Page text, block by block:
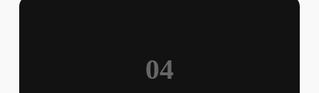
04